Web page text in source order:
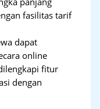
fasilitas tarif
dapat
online
fitur
dengan